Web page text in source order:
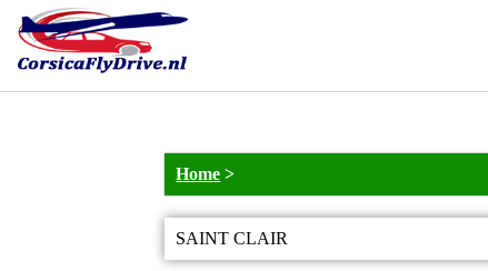
Home >
SAINT CLAIR